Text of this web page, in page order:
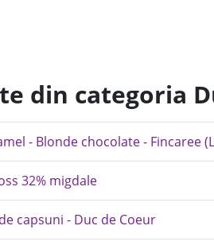
din categoria
- Blonde chocolate - Fincaree
32% migdale
capsuni - Duc de Coeur